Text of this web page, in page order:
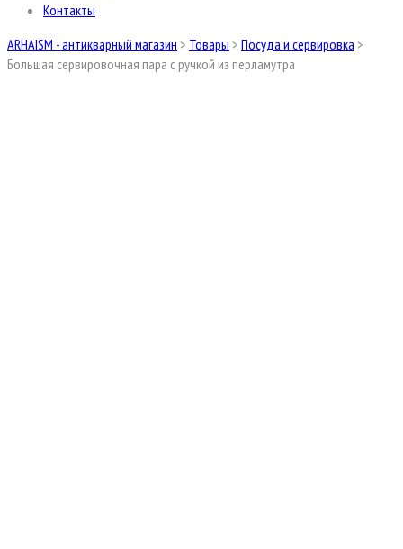
Контакты
ARHAISM - антикварный магазин > Товары > Посуда и сервировка >
Большая сервировочная пара с ручкой из перламутра